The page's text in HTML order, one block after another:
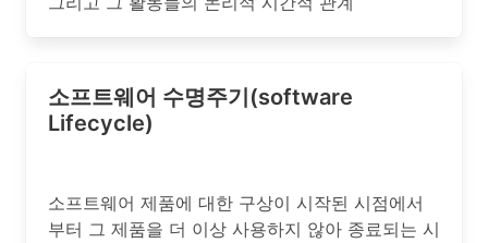
소프트웨어 수명주기(software
Lifecycle)
소프트웨어 제품에 대한 구상이 시작된 시점에서
부터 그 제품을 더 이상 사용하지 않아 종료되는 시